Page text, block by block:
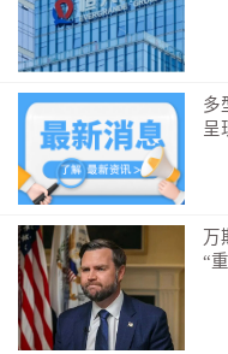
多
呈
万
“